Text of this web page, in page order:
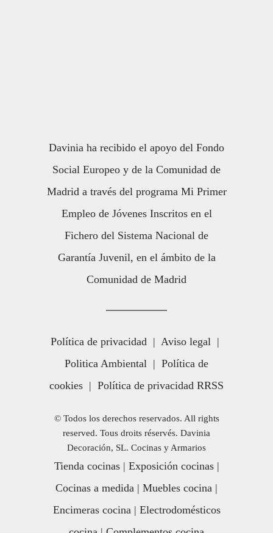
Davinia ha recibido el apoyo del Fondo
Social Europeo y de la Comunidad de
Madrid a través del programa Mi Primer
Empleo de Jóvenes Inscritos en el
Fichero del Sistema Nacional de
Garantía Juvenil, en el ámbito de la
Comunidad de Madrid
Política de privacidad | Aviso legal |
Politica Ambiental | Política de
cookies | Política de privacidad RRSS
© Todos los derechos reservados. All rights
reserved. Tous droits réservés. Davinia
Decoración, SL. Cocinas y Armarios
Tienda cocinas| Exposición cocinas|
Cocinas a medida | Muebles cocina |
Encimeras cocina| Electrodomésticos